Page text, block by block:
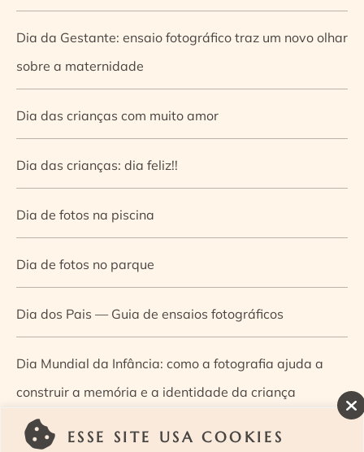
ESSE SITE USA COOKIES
Dia da Gestante: ensaio fotográfico traz um novo olhar
sobre a maternidade
Dia das crianças com muito amor
Dia das crianças: dia feliz!!
Dia de fotos na piscina
Dia de fotos no parque
Dia dos Pais — Guia de ensaios fotográficos
Dia Mundial da Infância: como a fotografia ajuda a
construir a memória e a identidade da criança
Diário de uma grávida e sua pequena